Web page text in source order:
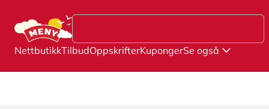
NettbutikkTilbudOppskrifterKupongerSe også